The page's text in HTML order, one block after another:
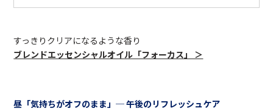
すっきりクリアになるような香り
ブレンドエッセンシャルオイル「フォーカス」 ＞
昼「気持ちがオフのまま」─ 午後のリフレッシュケア